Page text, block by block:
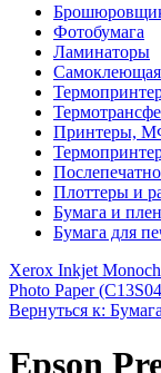
Фотобумага
Ламинаторы
Принтеры,
Плоттеры и
Бумага и
Бумага для
Xerox Inkjet
Photo Paper
Вернуться к:
Epson